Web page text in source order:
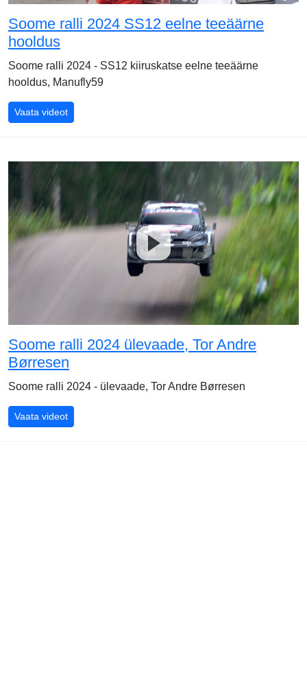
Soome ralli 2024 SS12 eelne teeäärne
hooldus
Soome ralli 2024 - SS12 kiiruskatse eelne teeäärne
hooldus, Manufly59
Vaata videotSoome ralli 2024 SS12 eelne teeäärne hooldus
Soome ralli 2024 ülevaade, Tor Andre
Børresen
Soome ralli 2024 - ülevaade, Tor Andre Børresen
Vaata videotSoome ralli 2024 ülevaade, Tor Andre Børresen